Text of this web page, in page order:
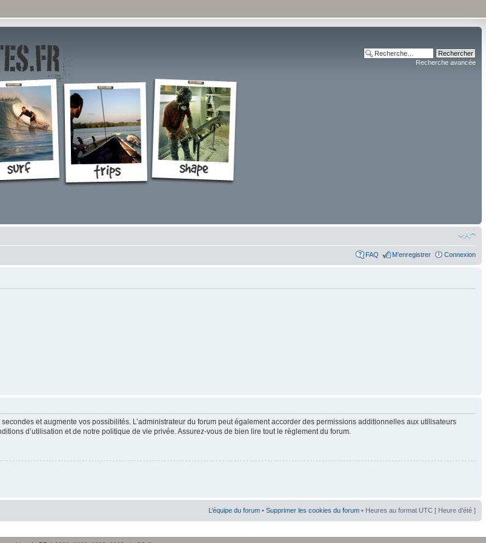
Recherche avancée
FAQ M’enregistrer Connexion
et augmente vos possibilités. L’administrateur du forum peut également accorder des permissions additionnelles aux utilisateurs
d’utilisation et de notre politique de vie privée. Assurez-vous de bien lire tout le règlement du forum.
L’équipe du forum • Supprimer les cookies du forum • Heures au format UTC [ Heure d’été ]